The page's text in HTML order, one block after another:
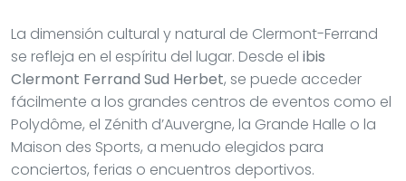
La dimensión cultural y natural de Clermont-Ferrand
se refleja en el espíritu del lugar. Desde el ibis
Clermont Ferrand Sud Herbet, se puede acceder
fácilmente a los grandes centros de eventos como el
Polydôme, el Zénith d’Auvergne, la Grande Halle o la
Maison des Sports, a menudo elegidos para
conciertos, ferias o encuentros deportivos.